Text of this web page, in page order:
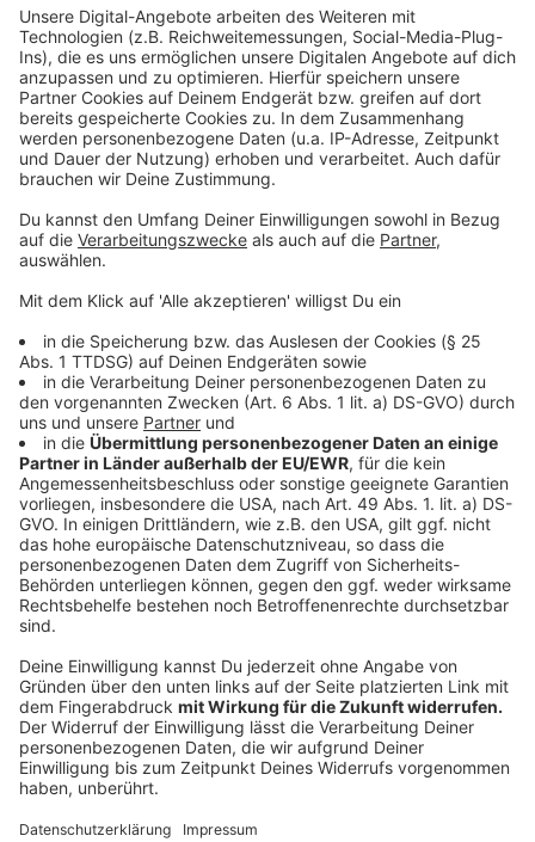
Oliver Huth, Landesvorsitzender des Bundes
Deutscher Kriminalbeamter
Anzeige
Daher kommt der Name "Mocro-Mafia"
Anzeige
Marokkaner. Der Begriff hat sich zu einem Synonym für
organisierte Drogenkriminalität im großen Stil
entwickelt - ausgehend davon, dass einige
Niederländer mit marokkanischen Wurzeln ihre
Verbindungen in die alte Heimat für den Import von
Drogen zu nutzen wussten: In Marokko wird Hanf
traditionell als Heilpflanze angebaut.
Allerdings kursieren über die "Mocro-Mafia" viele
falsche Vorstellungen, sagt der renommierte
niederländische Kriminologe Cyrille Fijnaut im dpa-
Gespräch. So sei es völlig wirklichkeitsfremd, sich
darunter eine einzige, straff geführte Organisation
vorzustellen. "Es ist nicht so, dass die
Drogenkriminalität in den Niederlanden in der Hand
einiger großer Bosse ist. Die Polizei würde sich das
wünschen, denn dann könnte man viel einfacher
dagegen vorgehen, aber so ist es eben nicht. In Italien